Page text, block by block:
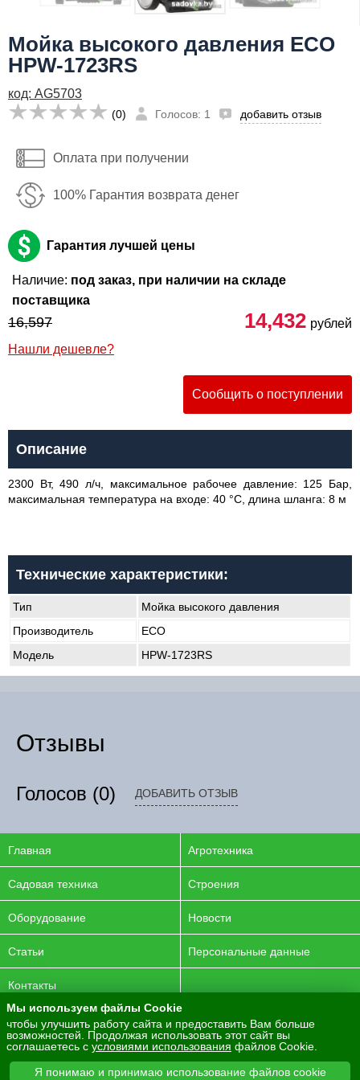
Мойка высокого давления ECO
HPW-1723RS
код: AG5703
(0) Голосов: 1 добавить отзыв
Оплата при получении
100% Гарантия возврата денег
Гарантия лучшей цены
Наличие: под заказ, при наличии на складе
поставщика
16,597 14,432 рублей
Нашли дешевле?
Сообщить о поступлении
Описание
2300 Вт, 490 л/ч, максимальное рабочее давление: 125 Бар,
максимальная температура на входе: 40 °C, длина шланга: 8 м
Технические характеристики:
Тип
Мойка высокого давления
Производитель
ECO
Модель
HPW-1723RS
Отзывы
Голосов (0) ДОБАВИТЬ ОТЗЫВ
Главная Агротехника
Садовая техника Строения
Оборудование Новости
Статьи Персональные данные
Контакты
© 2016-2026 ENERGYAGRO Все права защищены.
Разработка сайта - PurpleLabs
Вся представленная на сайте информация носит
Мы используем файлы Cookie
чтобы улучшить работу сайта и предоставить Вам больше
возможностей. Продолжая использовать этот сайт вы
соглашаетесь с условиями использования файлов Cookie.
Я понимаю и принимаю использование файлов cookie